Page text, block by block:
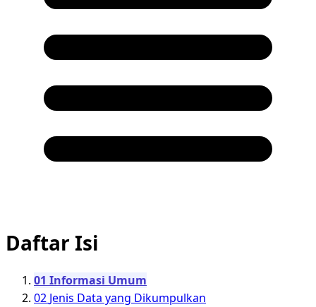
Daftar Isi
01 Informasi Umum
02 Jenis Data yang Dikumpulkan